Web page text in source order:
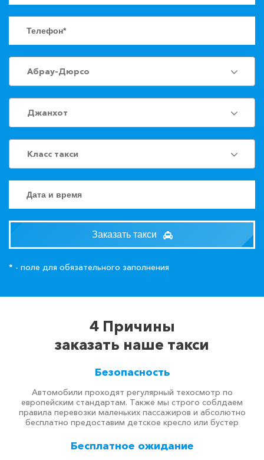
Абрау-Дюрсо
Джанхот
Класс такси
Заказать такси
* - поле для обязательного заполнения
4 Причины
заказать наше такси
Безопасность
Автомобили проходят регулярный техосмотр по
европейским стандартам. Также мы строго соблдаем
правила перевозки маленьких пассажиров и абсолютно
бесплатно предоставим детское кресло или бустер
Бесплатное ожидание